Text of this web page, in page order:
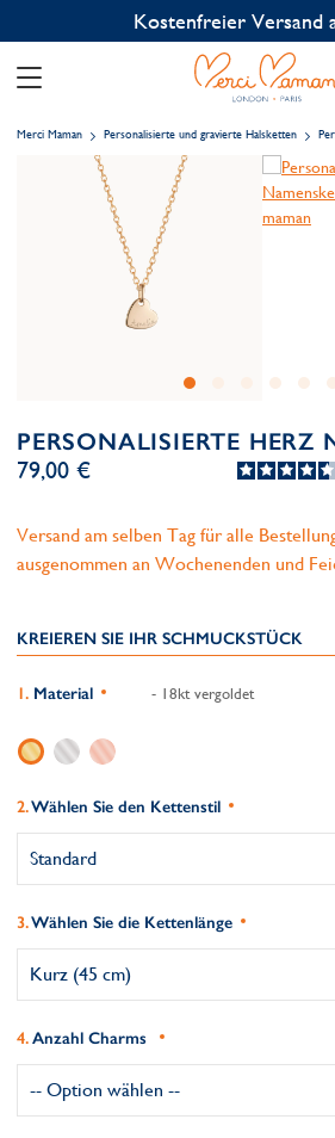
Kostenlose
Merci Maman Personalisierte und gravierte Halsketten
PERSONALISIERTE HERZ
79,00 €
Versand am selben Tag für alle
ausgenommen an Wochenenden und
KREIEREN SIE IHR SCHMUCKSTÜCK
Material - 18kt vergoldet
Wählen Sie den Kettenstil
Wählen Sie die Kettenlänge
Anzahl Charms